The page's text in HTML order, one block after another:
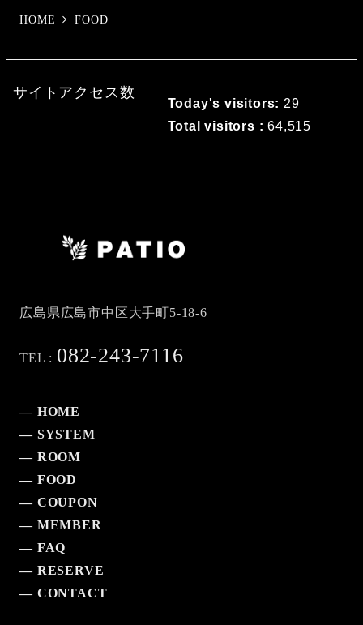
HOME FOOD
サイトアクセス数
Today's visitors: 29
Total visitors :64,515
広島県広島市中区大手町5-18-6
TEL : 082-243-7116
— HOME
— SYSTEM
— ROOM
— FOOD
— COUPON
— MEMBER
— FAQ
— RESERVE
— CONTACT